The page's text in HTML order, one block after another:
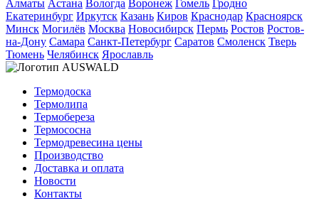
Алматы Астана Вологда Воронеж Гомель Гродно
Екатеринбург Иркутск Казань Киров Краснодар Красноярск
Минск Могилёв Москва Новосибирск Пермь Ростов Ростов-
на-Дону Самара Санкт-Петербург Саратов Смоленск Тверь
Тюмень Челябинск Ярославль
Термодоска
Термолипа
Термобереза
Термососна
Термодревесина цены
Производство
Доставка и оплата
Новости
Контакты